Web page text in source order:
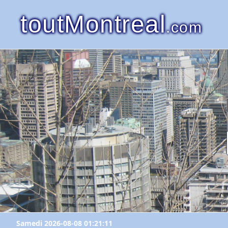
toutMontreal.com
Samedi 2026-08-08 01:21:11